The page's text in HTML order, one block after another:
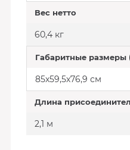
Вес нетто
60,4 кг
Габаритные размеры
85х59,5х76,9 см
Длина
2,1 м